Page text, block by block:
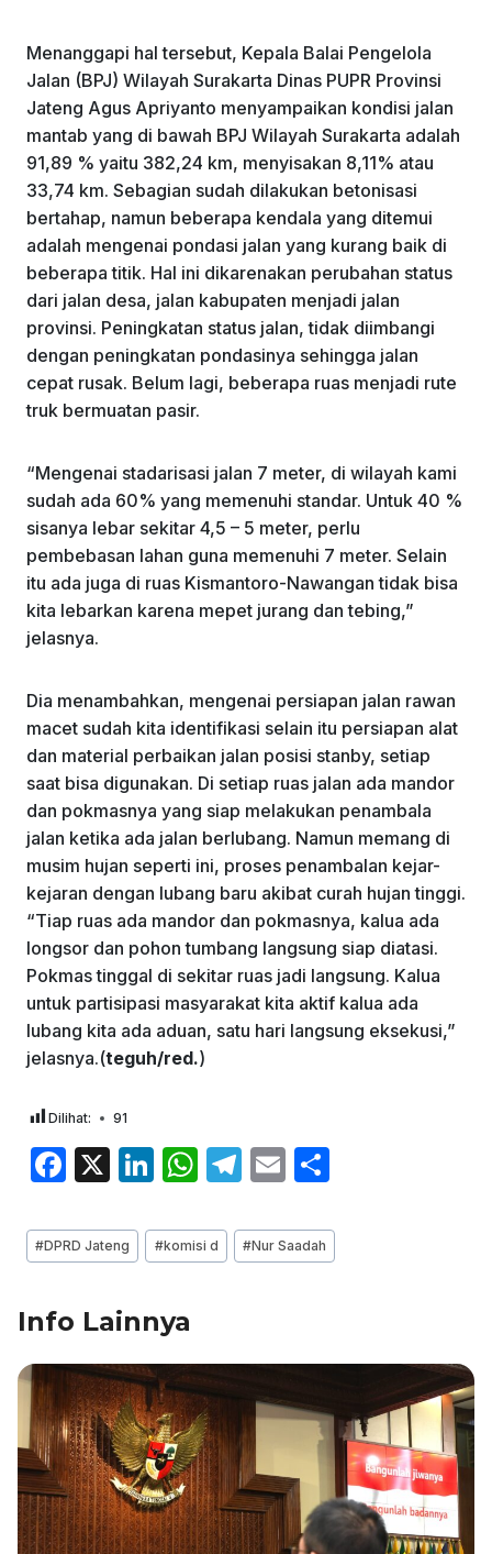
Menanggapi hal tersebut, Kepala Balai Pengelola
Jalan (BPJ) Wilayah Surakarta Dinas PUPR Provinsi
Jateng Agus Apriyanto menyampaikan kondisi jalan
mantab yang di bawah BPJ Wilayah Surakarta adalah
91,89 % yaitu 382,24 km, menyisakan 8,11% atau
33,74 km. Sebagian sudah dilakukan betonisasi
bertahap, namun beberapa kendala yang ditemui
adalah mengenai pondasi jalan yang kurang baik di
beberapa titik. Hal ini dikarenakan perubahan status
dari jalan desa, jalan kabupaten menjadi jalan
provinsi. Peningkatan status jalan, tidak diimbangi
dengan peningkatan pondasinya sehingga jalan
cepat rusak. Belum lagi, beberapa ruas menjadi rute
truk bermuatan pasir.
“Mengenai stadarisasi jalan 7 meter, di wilayah kami
sudah ada 60% yang memenuhi standar. Untuk 40 %
sisanya lebar sekitar 4,5 – 5 meter, perlu
pembebasan lahan guna memenuhi 7 meter. Selain
itu ada juga di ruas Kismantoro-Nawangan tidak bisa
kita lebarkan karena mepet jurang dan tebing,”
jelasnya.
Dia menambahkan, mengenai persiapan jalan rawan
macet sudah kita identifikasi selain itu persiapan alat
dan material perbaikan jalan posisi stanby, setiap
saat bisa digunakan. Di setiap ruas jalan ada mandor
dan pokmasnya yang siap melakukan penambala
jalan ketika ada jalan berlubang. Namun memang di
musim hujan seperti ini, proses penambalan kejar-
kejaran dengan lubang baru akibat curah hujan tinggi.
“Tiap ruas ada mandor dan pokmasnya, kalua ada
longsor dan pohon tumbang langsung siap diatasi.
Pokmas tinggal di sekitar ruas jadi langsung. Kalua
untuk partisipasi masyarakat kita aktif kalua ada
lubang kita ada aduan, satu hari langsung eksekusi,”
jelasnya.(teguh/red.)
Dilihat: 91
F
c
e
b
o
o
k
X
Li
k
e
n
W
at
s
p
T
e
gr
E
ai
l
ar
e
Post
Tags:
#DPRD Jateng #komisi d #Nur Saadah
Info Lainnya